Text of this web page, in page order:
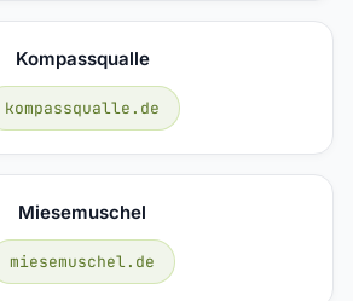
Kompassqualle
kompassqualle.de
Miesemuschel
miesemuschel.de